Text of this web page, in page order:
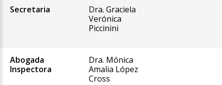
Secretaria
Dra. Graciela
Verónica
Piccinini
Abogada
Inspectora
Dra. Mónica
Amalia López
Cross